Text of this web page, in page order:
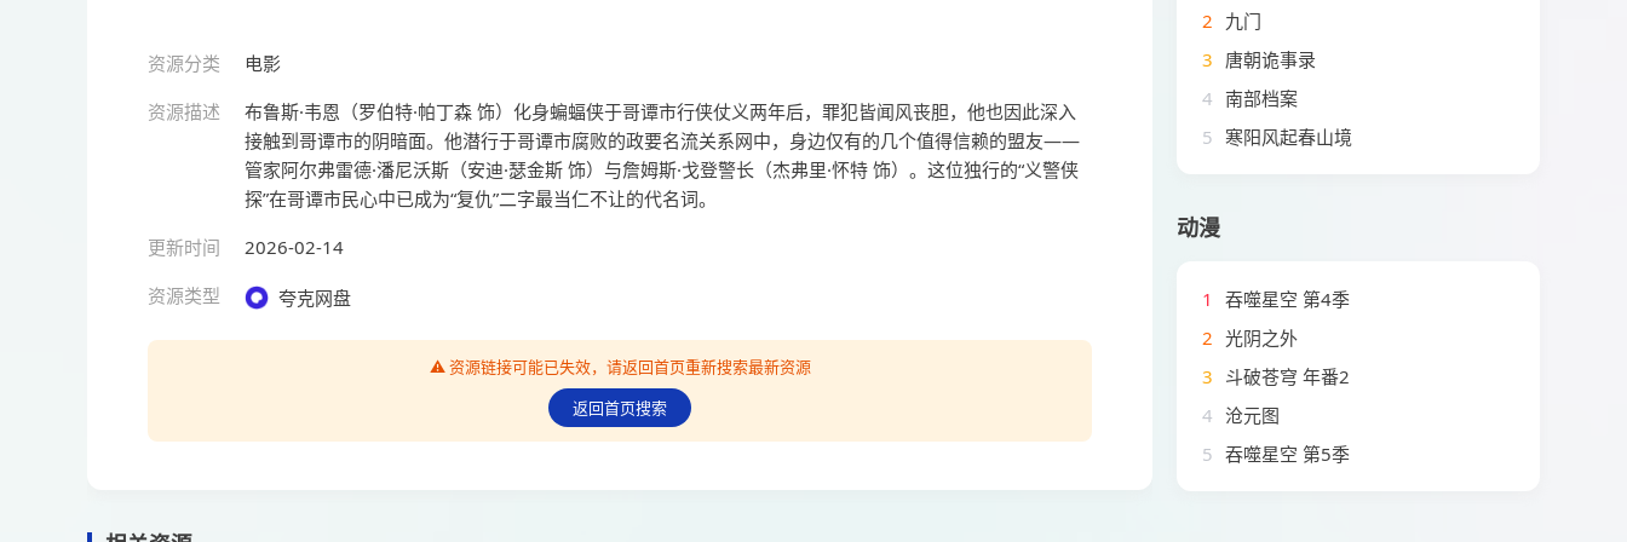
资源分类
电影
资源描述
布鲁斯·韦恩（罗伯特·帕丁森 饰）化身蝙蝠侠于哥谭市行侠仗义两年后，罪犯皆闻风丧胆，他也因此深入
接触到哥谭市的阴暗面。他潜行于哥谭市腐败的政要名流关系网中，身边仅有的几个值得信赖的盟友——
管家阿尔弗雷德·潘尼沃斯（安迪·瑟金斯 饰）与詹姆斯·戈登警长（杰弗里·怀特 饰）。这位独行的“义警侠
探”在哥谭市民心中已成为“复仇”二字最当仁不让的代名词。
更新时间
2026-02-14
资源类型
夸克网盘
⚠️ 资源链接可能已失效，请返回首页重新搜索最新资源
返回首页搜索
2 九门
3 唐朝诡事录
4 南部档案
5 寒阳风起春山境
动漫
1
吞噬星空 第4季
2 光阴之外
3 斗破苍穹 年番2
4 沧元图
5 吞噬星空 第5季